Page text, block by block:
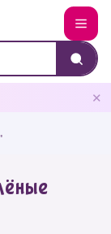
✕